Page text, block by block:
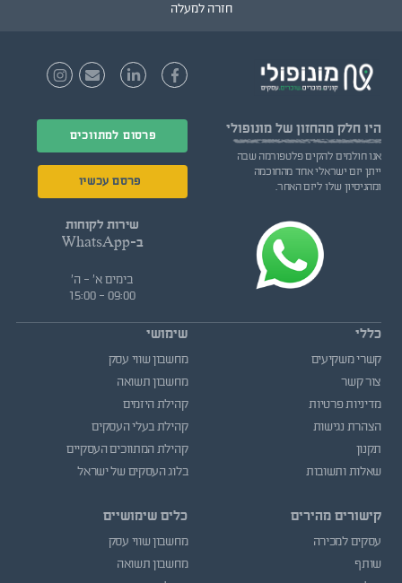
חזרה למעלה
היו חלק מהחזון של מונופולי
אנו חולמים להקים פלטפורמה שבה
ייתן יזם ישראלי אחד מהחוכמה
ומהניסיון שלו ליזם האחר.
פרסום למתווכים
פרסם עכשיו
שירות לקוחות
ב-WhatsApp
בימים א' - ה'
09:00 - 15:00
כללי
קשרי משקיעים
צור קשר
מדיניות פרטיות
הצהרת נגישות
תקנון
שאלות ותשובות
קישורים מהירים
עסקים למכירה
שותף
שימושי
מחשבון שווי עסק
מחשבון תשואה
קהילת היזמים
קהילת בעלי העסקים
קהילת המתווכים העסקיים
בלוג העסקים של ישראל
כלים שימושיים
מחשבון שווי עסק
מחשבון תשואה